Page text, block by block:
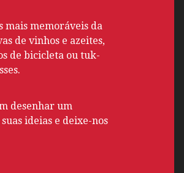
mais memoráveis da
de vinhos e azeites,
de bicicleta ou tuk-
desenhar um
ideias e deixe-nos